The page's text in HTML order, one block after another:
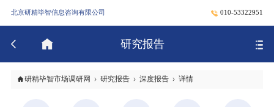
北京研精毕智信息咨询有限公司 010-53322951
研究报告
研精毕智市场调研网 研究报告 深度报告 详情